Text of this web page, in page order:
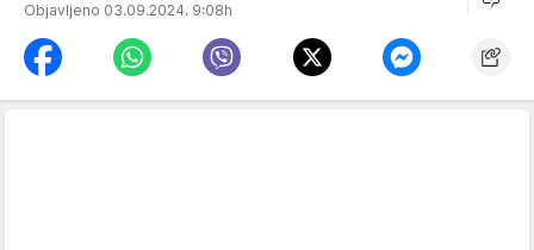
Objavljeno 03.09.2024. 9:08h